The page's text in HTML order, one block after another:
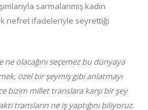
sarmalanmış kadın
nefret ifadeleriyle seyrettiği
olacağını seçemez bu dünyaya
özel bir şeymiş gibi anlatmayı
bizim millet translara karşı bir şey
transların ne iş yaptığını biliyoruz.